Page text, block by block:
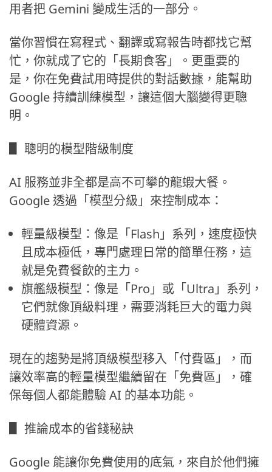
用者把 Gemini 變成生活的一部分。
當你習慣在寫程式、翻譯或寫報告時都找它幫
忙，你就成了它的「長期食客」。更重要的
是，你在免費試用時提供的對話數據，能幫助
Google 持續訓練模型，讓這個大腦變得更聰
明。
▋ 聰明的模型階級制度
AI 服務並非全都是高不可攀的龍蝦大餐。
Google 透過「模型分級」來控制成本：
輕量級模型：像是「Flash」系列，速度極快
且成本極低，專門處理日常的簡單任務，這
就是免費餐飲的主力。
旗艦級模型：像是「Pro」或「Ultra」系列，
它們就像頂級料理，需要消耗巨大的電力與
硬體資源。
現在的趨勢是將頂級模型移入「付費區」，而
讓效率高的輕量模型繼續留在「免費區」，確
保每個人都能體驗 AI 的基本功能。
▋ 推論成本的省錢秘訣
Google 能讓你免費使用的底氣，來自於他們擁